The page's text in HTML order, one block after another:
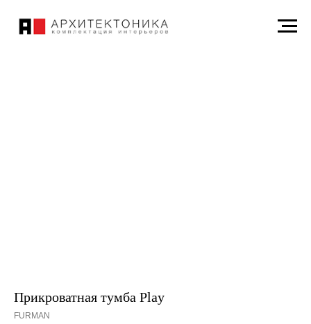
Прикроватная тумба Play
FURMAN